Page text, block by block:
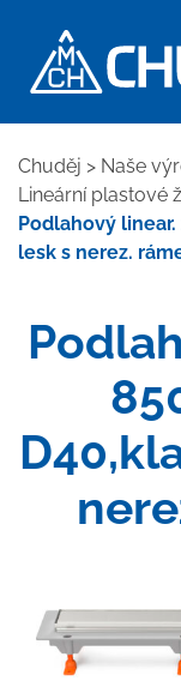
Chuděj > Naše
Lineární plastové
Podlahový
lesk s nerez.